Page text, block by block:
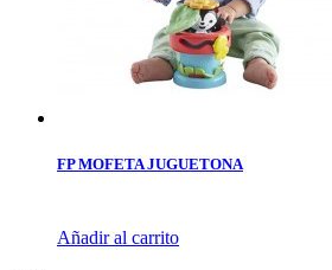
FP MOFETA JUGUETONA
Añadir al carrito